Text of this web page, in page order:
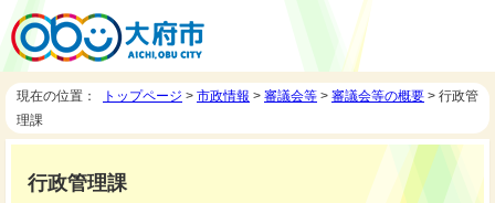
現在の位置： トップページ > 市政情報 > 審議会等 > 審議会等の概要 > 行政管
理課
行政管理課